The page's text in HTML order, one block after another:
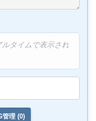
タイムで表示され
管理 (0)